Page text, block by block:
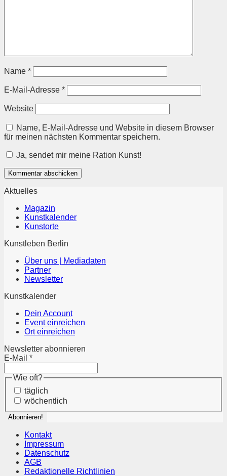
Name *
E-Mail-Adresse *
Website
Name, E-Mail-Adresse und Website in diesem Browser
für meinen nächsten Kommentar speichern.
Ja, sendet mir meine Ration Kunst!
Aktuelles
Magazin
Kunstkalender
Kunstorte
Kunstleben Berlin
Über uns | Mediadaten
Partner
Newsletter
Kunstkalender
Dein Account
Event einreichen
Ort einreichen
Newsletter abonnieren
E-Mail *
Wie oft?
täglich
wöchentlich
Kontakt
Impressum
Datenschutz
AGB
Redaktionelle Richtlinien